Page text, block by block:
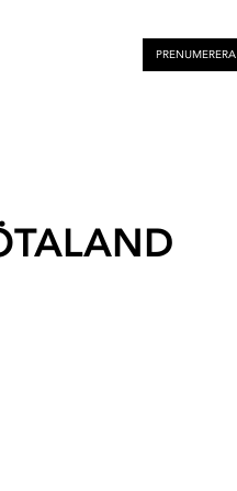
PRENUMERERA